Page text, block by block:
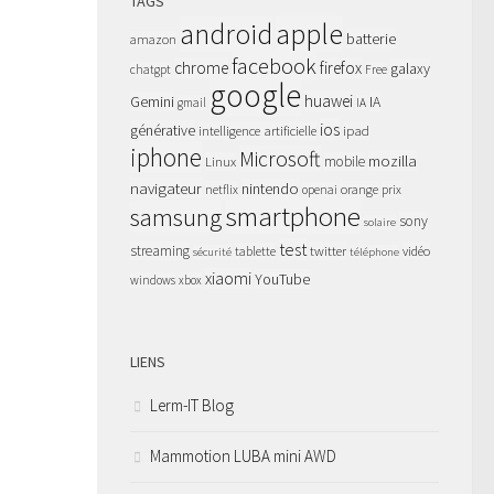
amazon androidapple batterie
chatgpt chromefacebookfirefox Free galaxy
Gemini gmail google huawei IA IA
générative intelligence artificielle ios ipad
iphone Linux Microsoft mobile mozilla
navigateur netflix nintendo openai orange prix
samsungsmartphone solaire sony
streaming sécurité tablette testtwitter téléphone vidéo
windows xbox xiaomiYouTube
LIENS
Lerm-IT Blog
Mammotion LUBA mini AWD